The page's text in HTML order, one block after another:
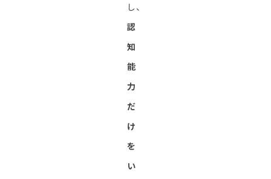
し、
認
知
能
力
だ
け
を
い